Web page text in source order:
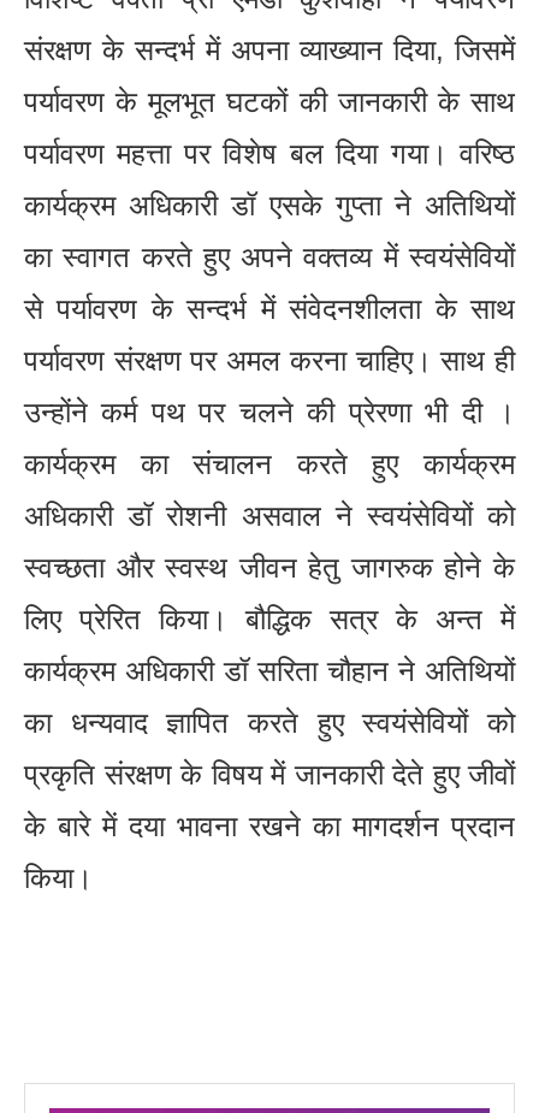
संरक्षण के सन्दर्भ में अपना व्याख्यान दिया, जिसमें
पर्यावरण के मूलभूत घटकों की जानकारी के साथ
पर्यावरण महत्ता पर विशेष बल दिया गया। वरिष्ठ
कार्यक्रम अधिकारी डॉ एसके गुप्ता ने अतिथियों
का स्वागत करते हुए अपने वक्तव्य में स्वयंसेवियों
से पर्यावरण के सन्दर्भ में संवेदनशीलता के साथ
पर्यावरण संरक्षण पर अमल करना चाहिए। साथ ही
उन्होंने कर्म पथ पर चलने की प्रेरणा भी दी ।
कार्यक्रम का संचालन करते हुए कार्यक्रम
अधिकारी डॉ रोशनी असवाल ने स्वयंसेवियों को
स्वच्छता और स्वस्थ जीवन हेतु जागरुक होने के
लिए प्रेरित किया। बौद्धिक सत्र के अन्त में
कार्यक्रम अधिकारी डॉ सरिता चौहान ने अतिथियों
का धन्यवाद ज्ञापित करते हुए स्वयंसेवियों को
प्रकृति संरक्षण के विषय में जानकारी देते हुए जीवों
के बारे में दया भावना रखने का मागदर्शन प्रदान
किया।